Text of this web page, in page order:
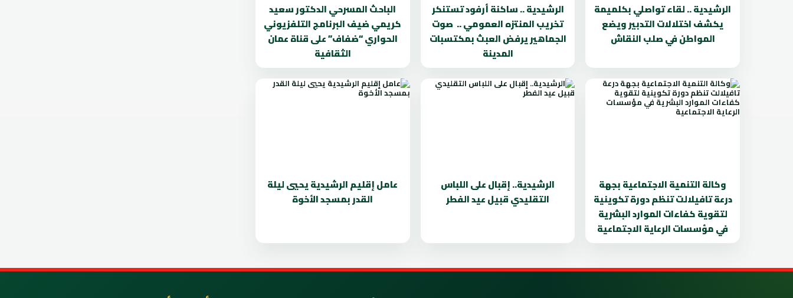
الرشيدية .. لقاء تواصلي بكلميمة
يكشف اختلالات التدبير ويضع
المواطن في صلب النقاش
الرشيدية .. ساكنة أرفود تستنكر
تخريب المنتزه العمومي .. صوت
الجماهير يرفض العبث بمكتسبات
المدينة
الباحث المسرحي الدكتور سعيد
كريمي ضيف البرنامج التلفزيوني
الحواري “ضفاف” على قناة عمان
الثقافية
وكالة التنمية الاجتماعية بجهة
درعة تافيلالت تنظم دورة تكوينية
لتقوية كفاءات الموارد البشرية
في مؤسسات الرعاية الاجتماعية
الرشيدية.. إقبال على اللباس
التقليدي قبيل عيد الفطر
عامل إقليم الرشيدية يحيي ليلة
القدر بمسجد الأخوة